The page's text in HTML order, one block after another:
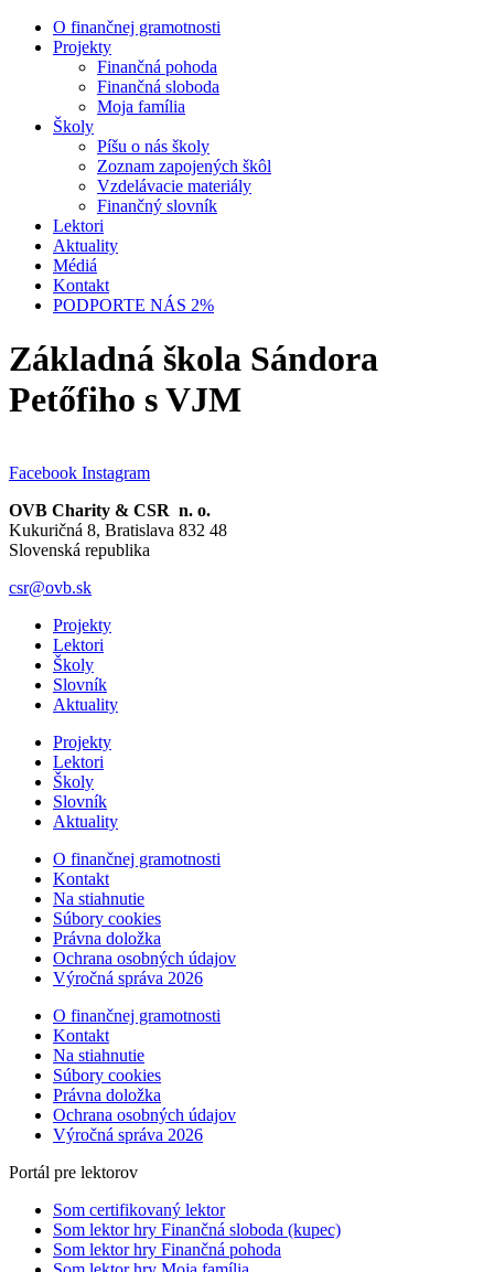
O finančnej gramotnosti
Projekty
Finančná pohoda
Finančná sloboda
Moja família
Školy
Píšu o nás školy
Zoznam zapojených škôl
Vzdelávacie materiály
Finančný slovník
Lektori
Aktuality
Médiá
Kontakt
PODPORTE NÁS 2%
Základná škola Sándora
Petőfiho s VJM
Facebook Instagram
OVB Charity & CSR n. o.
Kukuričná 8, Bratislava 832 48
Slovenská republika
csr@ovb.sk
Projekty
Lektori
Školy
Slovník
Aktuality
Projekty
Lektori
Školy
Slovník
Aktuality
O finančnej gramotnosti
Kontakt
Na stiahnutie
Súbory cookies
Právna doložka
Ochrana osobných údajov
Výročná správa 2026
O finančnej gramotnosti
Kontakt
Na stiahnutie
Súbory cookies
Právna doložka
Ochrana osobných údajov
Výročná správa 2026
Portál pre lektorov
Som certifikovaný lektor
Som lektor hry Finančná sloboda (kupec)
Som lektor hry Finančná pohoda